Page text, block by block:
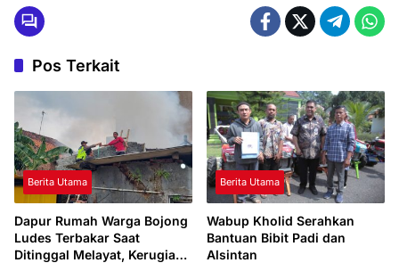
Pos Terkait
Berita Utama
Dapur Rumah Warga Bojong
Ludes Terbakar Saat
Ditinggal Melayat, Kerugian
Berita Utama
Wabup Kholid Serahkan
Bantuan Bibit Padi dan
Alsintan